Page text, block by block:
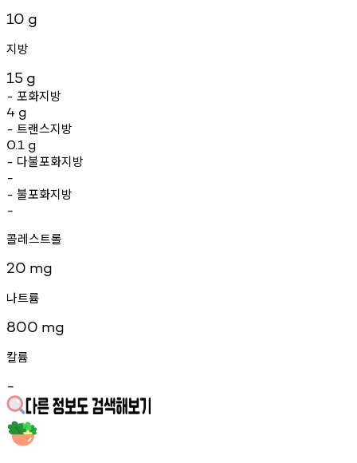
10 g
지방
15 g
- 포화지방
4 g
- 트랜스지방
0.1 g
- 다불포화지방
-
- 불포화지방
-
콜레스트롤
20 mg
나트륨
800 mg
칼륨
-